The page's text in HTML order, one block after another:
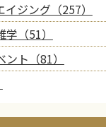
ジング（257）
（51）
ト（81）